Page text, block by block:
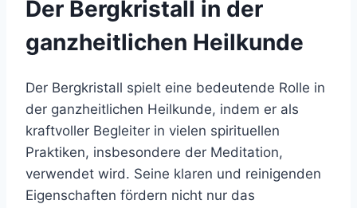
Der Bergkristall in der
ganzheitlichen Heilkunde
Der Bergkristall spielt eine bedeutende Rolle in
der ganzheitlichen Heilkunde, indem er als
kraftvoller Begleiter in vielen spirituellen
Praktiken, insbesondere der Meditation,
verwendet wird. Seine klaren und reinigenden
Eigenschaften fördern nicht nur das